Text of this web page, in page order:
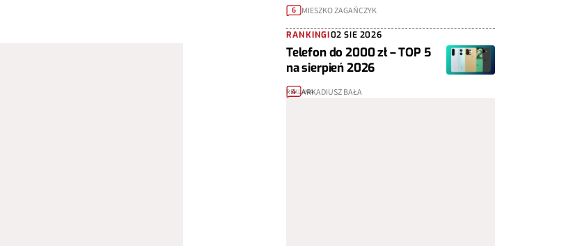
6 MIESZKO ZAGAŃCZYK
RANKINGI02 SIE 2026
Telefon do 2000 zł – TOP 5
na sierpień 2026
4 ARKADIUSZ BAŁA